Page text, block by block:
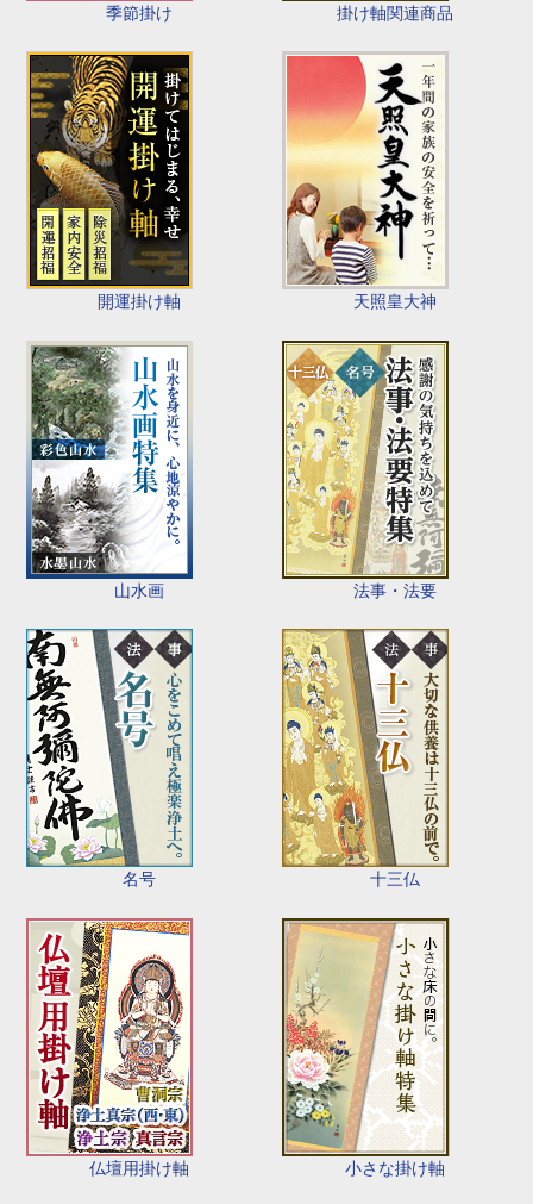
季節掛け 掛け軸関連商品
開運掛け軸 天照皇大神
山水画 法事・法要
名号 十三仏
仏壇用掛け軸 小さな掛け軸